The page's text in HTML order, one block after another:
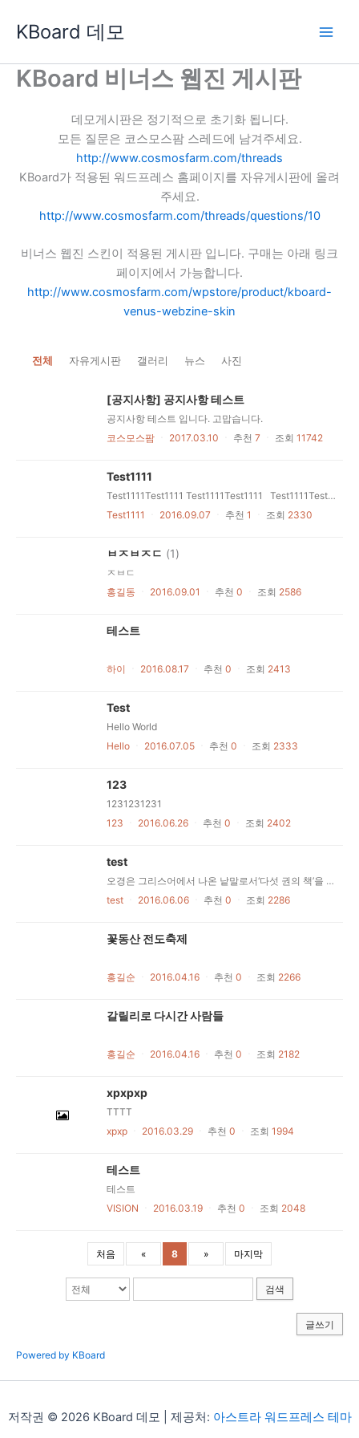
로
KBoard 데모
KBoard 비너스 웹진 게시판
데모게시판은 정기적으로 초기화 됩니다.
모든 질문은 코스모스팜 스레드에 남겨주세요.
http://www.cosmosfarm.com/threads
KBoard가 적용된 워드프레스 홈페이지를 자유게시판에 올려
주세요.
http://www.cosmosfarm.com/threads/questions/10
비너스 웹진 스킨이 적용된 게시판 입니다. 구매는 아래 링크
페이지에서 가능합니다.
http://www.cosmosfarm.com/wpstore/product/kboard-
venus-webzine-skin
전체 자유게시판 갤러리 뉴스 사진
[공지사항] 공지사항 테스트
공지사항 테스트 입니다. 고맙습니다.
코스모스팜
2017.03.10 추천 7 조회 11742
Test1111
Test1111Test1111 Test1111Test1111 Test1111Test1111 Test1111
Test1111
2016.09.07 추천 1 조회 2330
ㅂㅈㅂㅈㄷ (1)
ㅈㅂㄷ
홍길동
2016.09.01 추천 0 조회 2586
테스트
하이 2016.08.17 추천 0 조회 2413
Test
Hello World
Hello
2016.07.05 추천 0 조회 2333
123
1231231231
123
2016.06.26 추천 0 조회 2402
test
오경은 그리스어에서 나온 낱말로서‘다섯 권의 책’을 뜻한다. 이 낱말이 성경의 첫 다섯 권의 책, 즉 창세기, 탈출기, 레위기, 민수기, 신명기를 가리키기위하여 쓰이고 있다. 유다인들은 성경의이 부분은‘율법’을 뜻하는‘토라’라는이름으로 부른다.이 다섯 권의 책 안에서 우리는 여섯세기에 걸쳐 옛 전통을 고쳐 알맞게 응용하고 현실화하고 또 새로운 전통을 만들어 내면서 기록한 역사와 율법을 보게 된다. 그 역사와 율법은 하나의 중심을 둘러싸고 펼쳐진다. 그 중심이란‘이집트탈출’에서 하느님께서 펼쳐 보인 해방 활동, 이스라엘 백성을 세우신 기본 활동이다.오경에 들어 있는 역사는 대부분 백성가운데서 생겨난 것이다. 첫째로, 그 역사는 가문, 씨족, 부족의 역사다. 처음에는 그 역사가 사실과 가르침을 전해 주는구전을 통해 세대를 이어 내려 왔다. 그러나 뒤에 가서 그들은 이 역사 이야기를모아 고치고 거듭 해석하여 이스라엘 백성 전체가 그 역사 이야기 속에서 자기네과거와 본모습을 비추어 보고 자유를 주 시는 주 하느님께 대한 믿음을 표현할 수있게 한다. 율법은 여러 시대에 속하고, 역사상 여러 시대에 살던 백성의 상황에 맞추어 만들어진다. 그렇지만 모든 율법은 여러 상황에서 하느님 계획의 기본 규범이 제시한 이상을 반영하는 실천으로 백성을 이끌려고 애쓴다. 그 하느님의 계획이란 백성을 해방하고 모든 사람과 모든 백성이함께 자유롭고 행복하게 살아가는 사회와 세계를 만들어 내는 데 있다. 따라서율법은 영원한 것도 아니고 신성불가침한 것도 아니다. 각 율법은 특정한 시기하느님 백성의 생활상과 하느님 백성 안에 있던 갈등을 반영하고 있다. 우리는 더 이상 율법을 우리 현실에 직접...
test
2016.06.06 추천 0 조회 2286
꽃동산 전도축제
홍길순 2016.04.16 추천 0 조회 2266
갈릴리로 다시간 사람들
홍길순 2016.04.16 추천 0 조회 2182
xpxpxp
TTTT
xpxp
2016.03.29 추천 0 조회 1994
테스트
테스트
VISION
2016.03.19 추천 0 조회 2048
처음 « 8 » 마지막
검색
글쓰기
Powered by KBoard
저작권 © 2026 KBoard 데모 | 제공처: 아스트라 워드프레스 테마